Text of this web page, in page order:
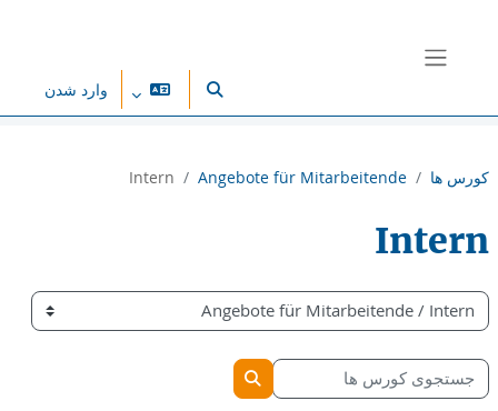
Toggle search inputوارد شدن
کورس ها Angebote für Mitarbeitende
Intern
Intern
کتگوریهای کورس
جستجوی کورس ها
جستجوی کورس ها